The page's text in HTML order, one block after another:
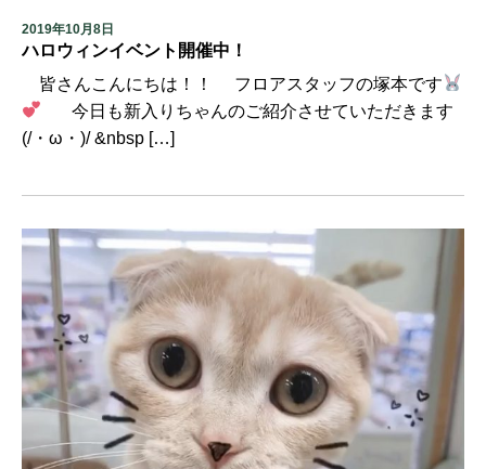
2019年10月8日
ハロウィンイベント開催中！
皆さんこんにちは！！ フロアスタッフの塚本です
今日も新入りちゃんのご紹介させていただきます
(/・ω・)/ &nbsp […]